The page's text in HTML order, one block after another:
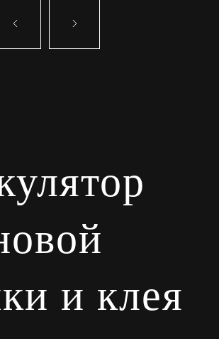
и клея